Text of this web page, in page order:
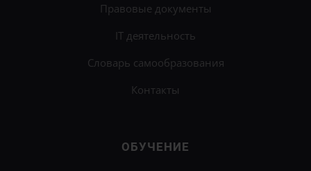
Правовые документы
IT деятельность
Словарь самообразования
Контакты
ОБУЧЕНИЕ